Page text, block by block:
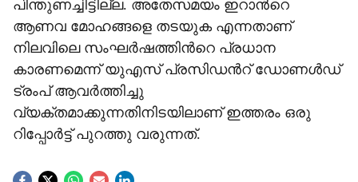
പിന്തുണച്ചിട്ടില്ല. അതേസമയം ഇറാന്‍റെ
ആണവ മോഹങ്ങളെ തടയുക എന്നതാണ്
നിലവിലെ സംഘർഷത്തിന്‍റെ പ്രധാന
കാരണമെന്ന് യുഎസ് പ്രസിഡന്‍റ് ഡോണൾഡ്
ട്രംപ് ആവർത്തിച്ചു
വ്യക്തമാക്കുന്നതിനിടയിലാണ് ഇത്തരം ഒരു
റിപ്പോർട്ട് പുറത്തു വരുന്നത്.